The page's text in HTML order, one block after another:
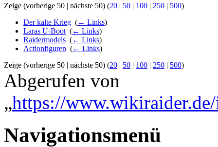
Zeige (vorherige 50 | nächste 50) (20 | 50 | 100 | 250 | 500)
Der kalte Krieg (← Links)
Laras U-Boot (← Links)
Raidermodels (← Links)
Actionfiguren (← Links)
Zeige (vorherige 50 | nächste 50) (20 | 50 | 100 | 250 | 500)
Abgerufen von
„https://
Navigationsmenü